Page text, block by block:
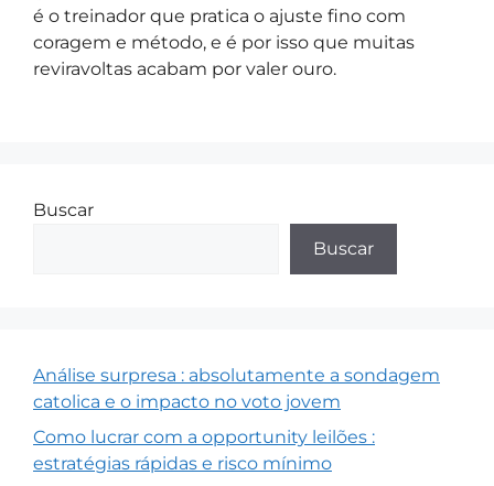
é o treinador que pratica o ajuste fino com
coragem e método, e é por isso que muitas
reviravoltas acabam por valer ouro.
Buscar
Buscar
Análise surpresa : absolutamente a sondagem
catolica e o impacto no voto jovem
Como lucrar com a opportunity leilões :
estratégias rápidas e risco mínimo